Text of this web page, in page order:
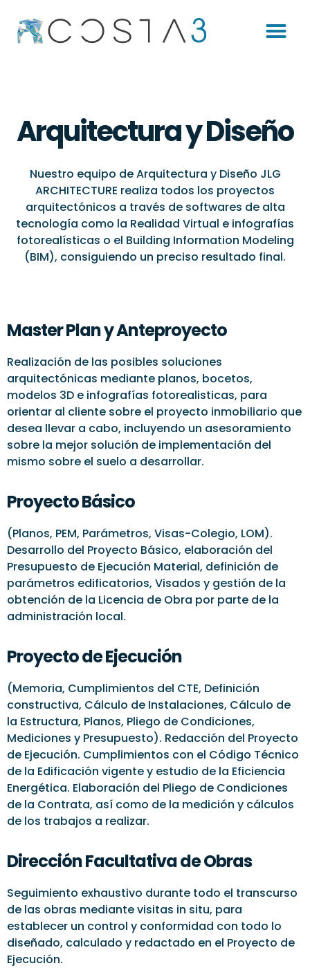
Arquitectura y Diseño
Nuestro equipo de Arquitectura y Diseño JLG
ARCHITECTURE realiza todos los proyectos
arquitectónicos a través de softwares de alta
tecnología como la Realidad Virtual e infografías
fotorealísticas o el Building Information Modeling
(BIM), consiguiendo un preciso resultado final.
Master Plan y Anteproyecto
Realización de las posibles soluciones
arquitectónicas mediante planos, bocetos,
modelos 3D e infografías fotorealisticas, para
orientar al cliente sobre el proyecto inmobiliario que
desea llevar a cabo, incluyendo un asesoramiento
sobre la mejor solución de implementación del
mismo sobre el suelo a desarrollar.
Proyecto Básico
(Planos, PEM, Parámetros, Visas-Colegio, LOM).
Desarrollo del Proyecto Básico, elaboración del
Presupuesto de Ejecución Material, definición de
parámetros edificatorios, Visados y gestión de la
obtención de la Licencia de Obra por parte de la
administración local.
Proyecto de Ejecución
(Memoria, Cumplimientos del CTE, Definición
constructiva, Cálculo de Instalaciones, Cálculo de
la Estructura, Planos, Pliego de Condiciones,
Mediciones y Presupuesto). Redacción del Proyecto
de Ejecución. Cumplimientos con el Código Técnico
de la Edificación vigente y estudio de la Eficiencia
Energética. Elaboración del Pliego de Condiciones
de la Contrata, así como de la medición y cálculos
de los trabajos a realizar.
Dirección Facultativa de Obras
Seguimiento exhaustivo durante todo el transcurso
de las obras mediante visitas in situ, para
establecer un control y conformidad con todo lo
diseñado, calculado y redactado en el Proyecto de
Ejecución.